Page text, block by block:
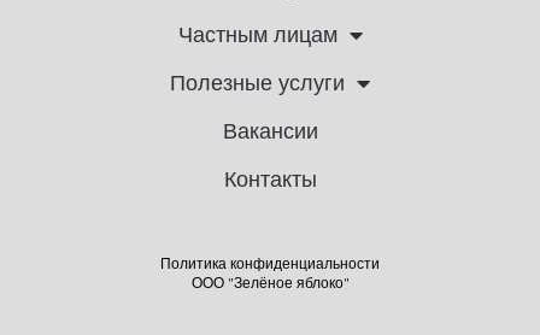
Частным лицам
Полезные услуги
Вакансии
Контакты
Политика конфиденциальности
ООО "Зелёное яблоко"